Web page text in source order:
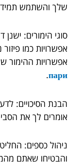
שלך והשתמש תמיד
סוגי הימורים:
אפשרויות כמו
אפשרויות ההימור
пари
.
הבנת הסיכויים:
אומרים לך את
ניהול כספים:
והבטיחו שאתם